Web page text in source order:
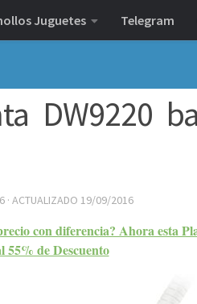
Juguetes Telegram
DW9220
· ACTUALIZADO 19/09/2016
con diferencia? Ahora esta
55% de Descuento